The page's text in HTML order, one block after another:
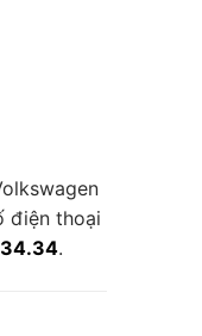
điện thoại
.